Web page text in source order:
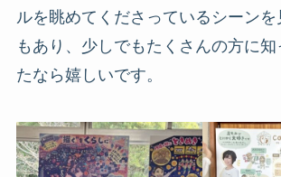
ルを眺めてくださっているシーンを
もあり、少しでもたくさんの方に
たなら嬉しいです。